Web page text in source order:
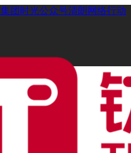
集团时光公众号清朗网络行动